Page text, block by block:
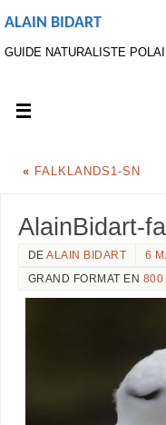
ALAIN BIDART
GUIDE NATURALISTE
« FALKLANDS1-SN
AlainBidart-
DEALAIN BIDART
6
GRAND FORMAT EN 800